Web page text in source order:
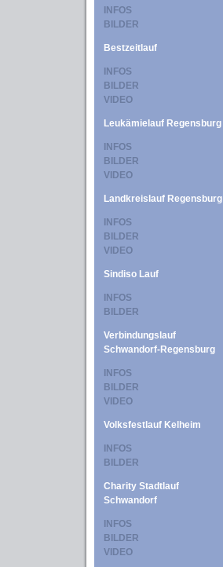
INFOS
BILDER
Bestzeitlauf
INFOS
BILDER
VIDEO
Leukämielauf Regensburg
INFOS
BILDER
VIDEO
Landkreislauf Regensburg
INFOS
BILDER
VIDEO
Sindiso Lauf
INFOS
BILDER
Verbindungslauf
Schwandorf-Regensburg
INFOS
BILDER
VIDEO
Volksfestlauf Kelheim
INFOS
BILDER
Charity Stadtlauf
Schwandorf
INFOS
BILDER
VIDEO